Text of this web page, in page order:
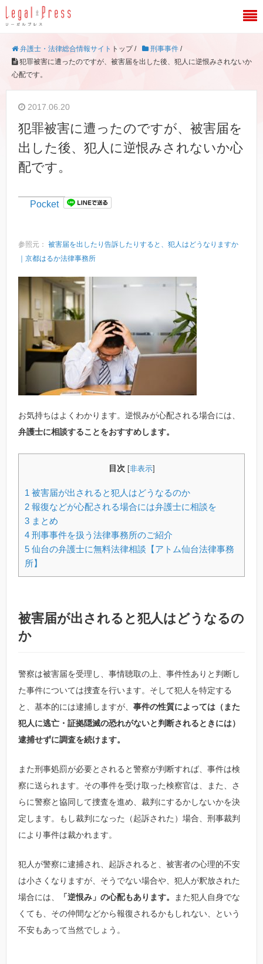
弁護士・法律総合情報サイト トップ / 刑事事件 /
犯罪被害に遭ったのですが、被害届を出した後、犯人に逆恨みされないか
心配です。
2017.06.20
犯罪被害に遭ったのですが、被害届を
出した後、犯人に逆恨みされないか心
配です。
Pocket
参照元： 被害届を出したり告訴したりすると、犯人はどうなりますか
｜京都はるか法律事務所
お気持ちはよくわかります。逆恨みが心配される場合には、
弁護士に相談することをおすすめします。
目次 [非表示]
1 被害届が出されると犯人はどうなるのか
2 報復などが心配される場合には弁護士に相談を
3 まとめ
4 刑事事件を扱う法律事務所のご紹介
5 仙台の弁護士に無料法律相談【アトム仙台法律事務
所】
被害届が出されると犯人はどうなるの
か
警察は被害届を受理し、事情聴取の上、事件性ありと判断し
た事件については捜査を行います。そして犯人を特定する
と、基本的には逮捕しますが、 事件の性質によっては（また
犯人に逃亡・証拠隠滅の恐れがないと判断されるときには）
逮捕せずに調査を続けます。
また刑事処罰が必要とされると警察が判断すれば、事件は検
察に送られます。その事件を受け取った検察官は、また、さ
らに警察と協同して捜査を進め、裁判にするかしないかを決
定します。もし裁判になった（起訴された）場合、刑事裁判
により事件は裁かれます。
犯人が警察に逮捕され、起訴されると、被害者の心理的不安
は小さくなりますが、そうでない場合や、犯人が釈放された
場合には、
「逆恨み」の心配もあります。
また犯人自身でな
くても、その仲間などから報復されるかもしれない、という
不安もあって当然でしょう。